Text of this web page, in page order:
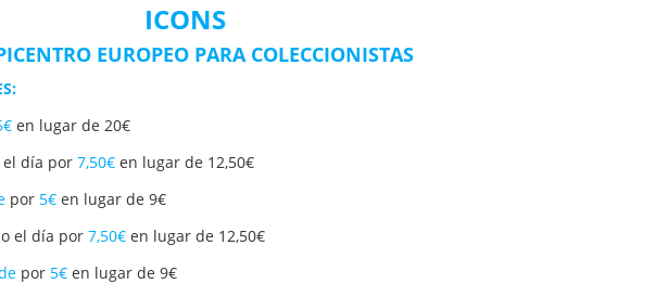
ICONS
EUROPEO PARA COLECCIONISTAS
en lugar de 20€
día por 7,50€ en lugar de 12,50€
por 5€ en lugar de 9€
el día por 7,50€ en lugar de 12,50€
por 5€ en lugar de 9€